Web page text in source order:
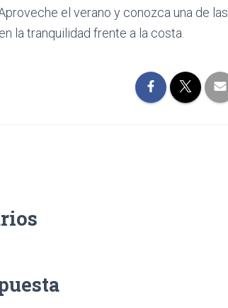
el verano y conozca una de las
la tranquilidad frente a la costa.